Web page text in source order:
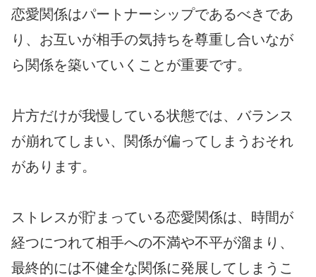
恋愛関係はパートナーシップであるべきであ
り、お互いが相手の気持ちを尊重し合いなが
ら関係を築いていくことが重要です。
片方だけが我慢している状態では、バランス
が崩れてしまい、関係が偏ってしまうおそれ
があります。
ストレスが貯まっている恋愛関係は、時間が
経つにつれて相手への不満や不平が溜まり、
最終的には不健全な関係に発展してしまうこ